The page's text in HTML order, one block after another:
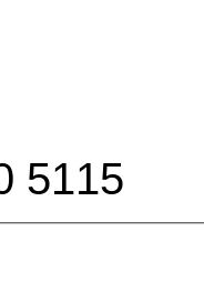
5115